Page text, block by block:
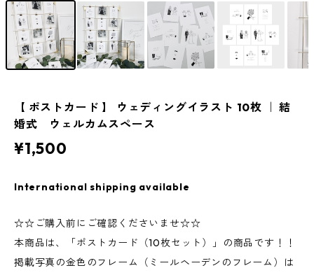
【 ポストカード 】 ウェディングイラスト 10枚 ｜ 結
婚式 ウェルカムスペース
¥1,500
International shipping available
☆☆ご購入前にご確認くださいませ☆☆
本商品は、「ポストカード（10枚セット）」の商品です！！
掲載写真の金色のフレーム（ミールヘーデンのフレーム）は